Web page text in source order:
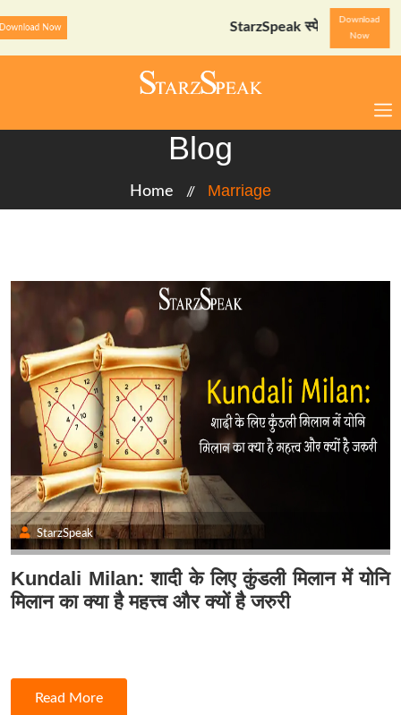
StarzSpeak स्पेशल: अयोध्या दर्शन गाइड
Download
Now
Blog
Home // Marriage
StarzSpeak
Kundali Milan: शादी के लिए कुंडली मिलान में योनि
मिलान का क्या है महत्त्व और क्यों है जरुरी
Read More